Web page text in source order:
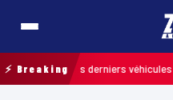
⚡ Breaking
les derniers véhicules